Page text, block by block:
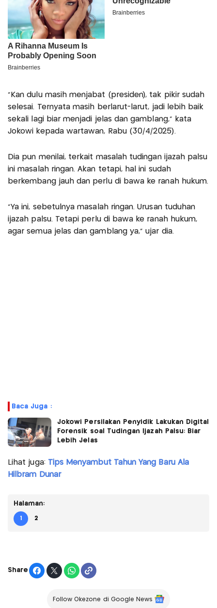
“Kan dulu masih menjabat (presiden), tak pikir sudah
selesai. Ternyata masih berlarut-larut, jadi lebih baik
sekali lagi biar menjadi jelas dan gamblang,” kata
Jokowi kepada wartawan, Rabu (30/4/2025).
Dia pun menilai, terkait masalah tudingan ijazah palsu
ini masalah ringan. Akan tetapi, hal ini sudah
berkembang jauh dan perlu di bawa ke ranah hukum.
“Ya ini, sebetulnya masalah ringan. Urusan tuduhan
ijazah palsu. Tetapi perlu di bawa ke ranah hukum,
agar semua jelas dan gamblang ya,” ujar dia.
Baca Juga :
Jokowi Persilakan Penyidik Lakukan Digital
Forensik soal Tudingan Ijazah Palsu: Biar
Lebih Jelas
Lihat juga: Tips Menyambut Tahun Yang Baru Ala
Hilbram Dunar
Halaman:
1 2
Share
Follow Okezone di Google News